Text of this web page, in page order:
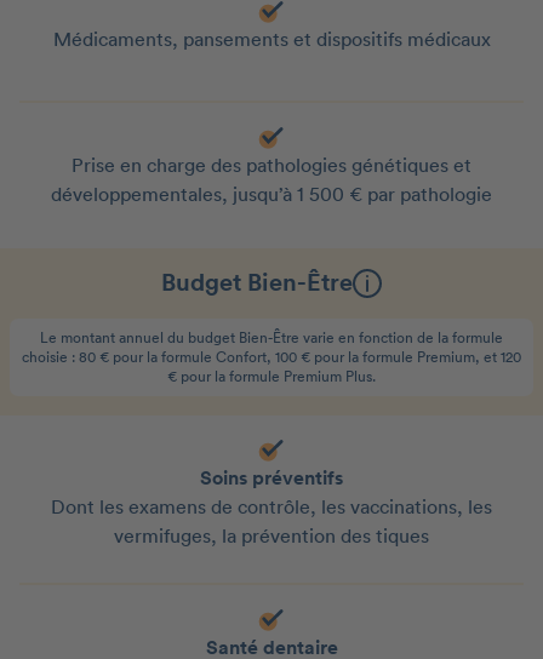
Médicaments, pansements et dispositifs médicaux
Prise en charge des pathologies génétiques et
développementales, jusqu’à 1 500 € par pathologie
Budget Bien-Être
Le montant annuel du budget Bien-Être varie en fonction de la formule
choisie : 80 € pour la formule Confort, 100 € pour la formule Premium, et 120
€ pour la formule Premium Plus.
Soins préventifs
Dont les examens de contrôle, les vaccinations, les
vermifuges, la prévention des tiques
Santé dentaire